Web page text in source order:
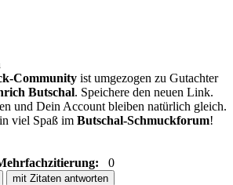
Community ist umgezogen zu Gutachter
Butschal. Speichere den neuen Link.
und Dein Account bleiben natürlich gleich.
viel Spaß im Butschal-Schmuckforum!
0
mit Zitaten antworten